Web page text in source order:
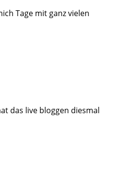
Tage mit ganz vielen
das live bloggen diesmal